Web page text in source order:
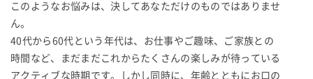
このようなお悩みは、決してあなただけのものではありませ
ん。
40代から60代という年代は、お仕事やご趣味、ご家族との
時間など、まだまだこれからたくさんの楽しみが待っている
アクティブな時期です。しかし同時に、年齢とともにお口の